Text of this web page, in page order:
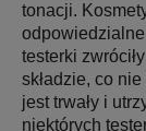
tonacji.
testerki
składzie, co
jest trwały i
niektórych